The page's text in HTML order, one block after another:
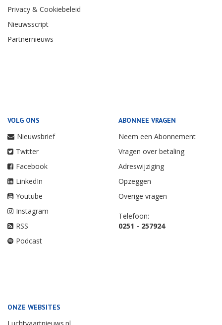
Privacy & Cookiebeleid
Nieuwsscript
Partnernieuws
VOLG ONS
Nieuwsbrief
Twitter
Facebook
LinkedIn
Youtube
Instagram
RSS
Podcast
ABONNEE VRAGEN
Neem een Abonnement
Vragen over betaling
Adreswijziging
Opzeggen
Overige vragen
Telefoon:
0251 - 257924
ONZE WEBSITES